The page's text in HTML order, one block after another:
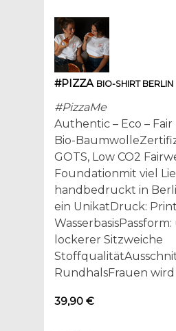
#PIZZA BIO-SHIRT BERLIN
#PizzaMe
Authentic – Eco – Fair
Bio-
GOTS, Low CO2
Foundationmit viel
handbedruckt in
ein UnikatDruck:
WasserbasisPassform:
lockerer Sitzweiche
RundhalsFrauen
39,90 €